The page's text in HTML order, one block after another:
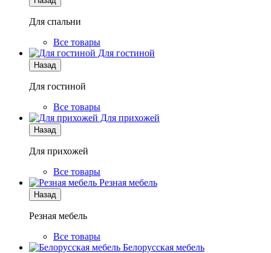
Для спальни
Все товары
Для гостиной
Назад
Для гостиной
Все товары
Для прихожей
Назад
Для прихожей
Все товары
Резная мебель
Назад
Резная мебель
Все товары
Белорусская мебель